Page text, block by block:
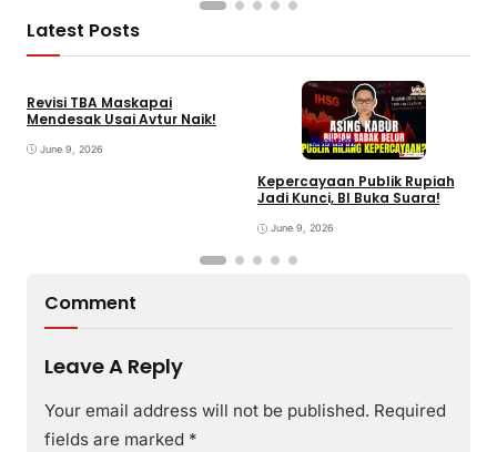
Latest Posts
Revisi TBA Maskapai
Mendesak Usai Avtur Naik!
June 9, 2026
Ekonomi
Kepercayaan Publik Rupiah
Jadi Kunci, BI Buka Suara!
June 9, 2026
Comment
Leave A Reply
Your email address will not be published. Required
fields are marked *